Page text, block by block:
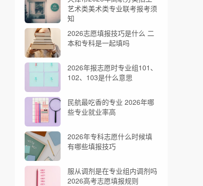
艺术类美术类专业联考报考须
知
2026志愿填报技巧是什么 二
本和专科是一起填吗
2026年报志愿时专业组101、
102、103是什么意思
民航最吃香的专业 2026年哪
些专业就业率高
2026年专科志愿什么时候填
有哪些填报技巧
服从调剂是在专业组内调剂吗
2026高考志愿填报规则